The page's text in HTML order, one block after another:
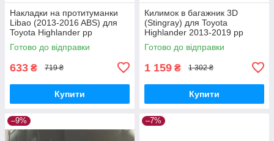
Накладки на протитуманки
Libao (2013-2016 ABS) для
Toyota Highlander рр
Готово до відправки
633 ₴ 719 ₴
Купити
Килимок в багажник 3D
(Stingray) для Toyota
Highlander 2013-2019 рр
Готово до відправки
1 159 ₴ 1 302 ₴
Купити
–9% –7%